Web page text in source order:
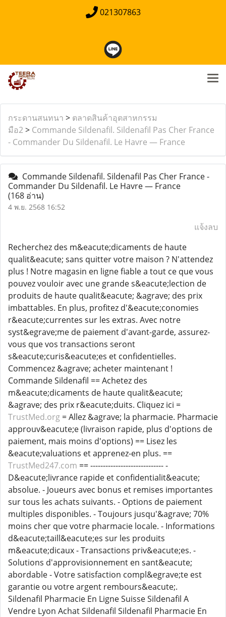
021307863
กระดานสนทนา > ตลาดสินค้าอุตสาหกรรม
มือ2> Commande Sildenafil. Sildenafil Pas Cher France
- Commander Du Sildenafil. Le Havre — France
Commande Sildenafil. Sildenafil Pas Cher France -
Commander Du Sildenafil. Le Havre — France
(168 อ่าน)
4 พ.ย. 2568 16:52
แจ้งลบ
Recherchez des m&eacute;dicaments de haute
qualit&eacute; sans quitter votre maison ? N'attendez
plus ! Notre magasin en ligne fiable a tout ce que vous
pouvez vouloir avec une grande s&eacute;lection de
produits de haute qualit&eacute; &agrave; des prix
imbattables. En plus, profitez d'&eacute;conomies
r&eacute;currentes sur les extras. Avec notre
syst&egrave;me de paiement d'avant-garde, assurez-
vous que vos transactions seront
s&eacute;curis&eacute;es et confidentielles.
Commencez &agrave; acheter maintenant !
Commande Sildenafil == Achetez des
m&eacute;dicaments de haute qualit&eacute;
&agrave; des prix r&eacute;duits. Cliquez ici =
TrustMed.org = Allez &agrave; la pharmacie. Pharmacie
approuv&eacute;e (livraison rapide, plus d'options de
paiement, mais moins d'options) == Lisez les
&eacute;valuations et apprenez-en plus. ==
TrustMed247.com == ----------------------------- -
D&eacute;livrance rapide et confidentialit&eacute;
absolue. - Joueurs avec bonus et remises importantes
sur tous les achats suivants. - Options de paiement
multiples disponibles. - Toujours jusqu'&agrave; 70%
moins cher que votre pharmacie locale. - Informations
d&eacute;taill&eacute;es sur les produits
m&eacute;dicaux - Transactions priv&eacute;es. -
Solutions d'approvisionnement en sant&eacute;
abordable - Votre satisfaction compl&egrave;te est
garantie ou votre argent rembours&eacute;.
Sildenafil Pharmacie En Ligne Suisse Sildenafil A
Vendre Lyon Achat Sildenafil Sildenafil Pharmacie En